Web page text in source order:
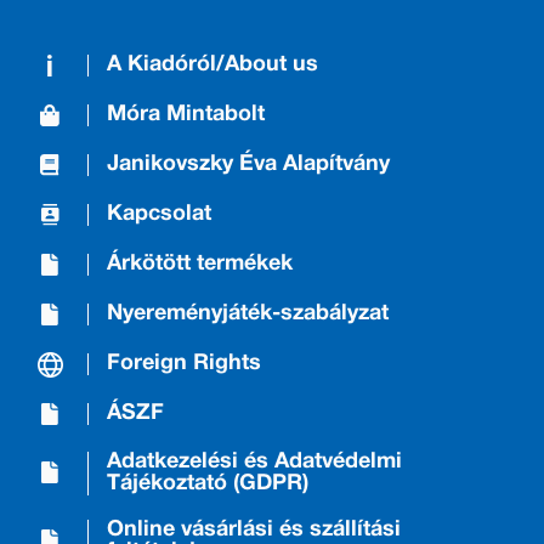
A Kiadóról/About us
Móra Mintabolt
Janikovszky Éva Alapítvány
Kapcsolat
Árkötött termékek
Nyereményjáték-szabályzat
Foreign Rights
ÁSZF
Adatkezelési és Adatvédelmi
Tájékoztató (GDPR)
Online vásárlási és szállítási